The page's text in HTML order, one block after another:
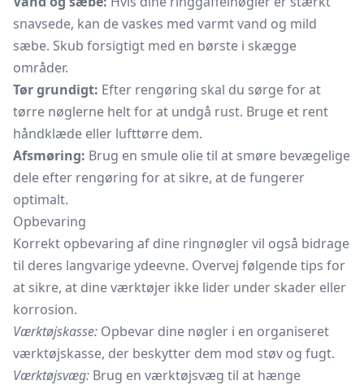
snavsede, kan de vaskes med varmt vand og mild
sæbe. Skub forsigtigt med en børste i skægge
områder.
Tør grundigt: Efter rengøring skal du sørge for at
tørre nøglerne helt for at undgå rust. Bruge et rent
håndklæde eller lufttørre dem.
Afsmøring: Brug en smule olie til at smøre bevægelige
dele efter rengøring for at sikre, at de fungerer
optimalt.
Opbevaring
Korrekt opbevaring af dine ringnøgler vil også bidrage
til deres langvarige ydeevne. Overvej følgende tips for
at sikre, at dine værktøjer ikke lider under skader eller
korrosion.
Værktøjskasse: Opbevar dine nøgler i en organiseret
værktøjskasse, der beskytter dem mod støv og fugt.
Værktøjsvæg: Brug en værktøjsvæg til at hænge